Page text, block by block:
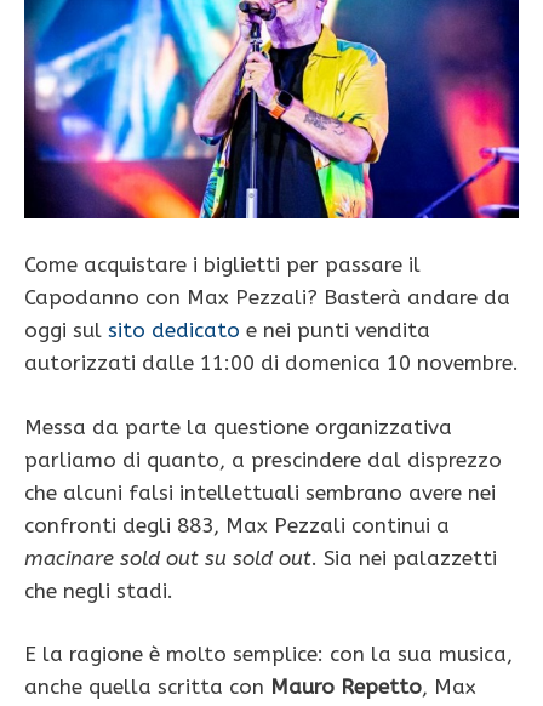
Come acquistare i biglietti per passare il
Capodanno con Max Pezzali? Basterà andare da
oggi sul sito dedicato e nei punti vendita
autorizzati dalle 11:00 di domenica 10 novembre.
Messa da parte la questione organizzativa
parliamo di quanto, a prescindere dal disprezzo
che alcuni falsi intellettuali sembrano avere nei
confronti degli 883, Max Pezzali continui a
macinare sold out su sold out. Sia nei palazzetti
che negli stadi.
E la ragione è molto semplice: con la sua musica,
anche quella scritta con Mauro Repetto, Max